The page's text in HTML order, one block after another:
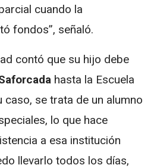
cuando la
fondos”, señaló.
contó que su hijo debe
hasta la Escuela
caso, se trata de un alumno
lo que hace
a esa institución
llevarlo todos los días,